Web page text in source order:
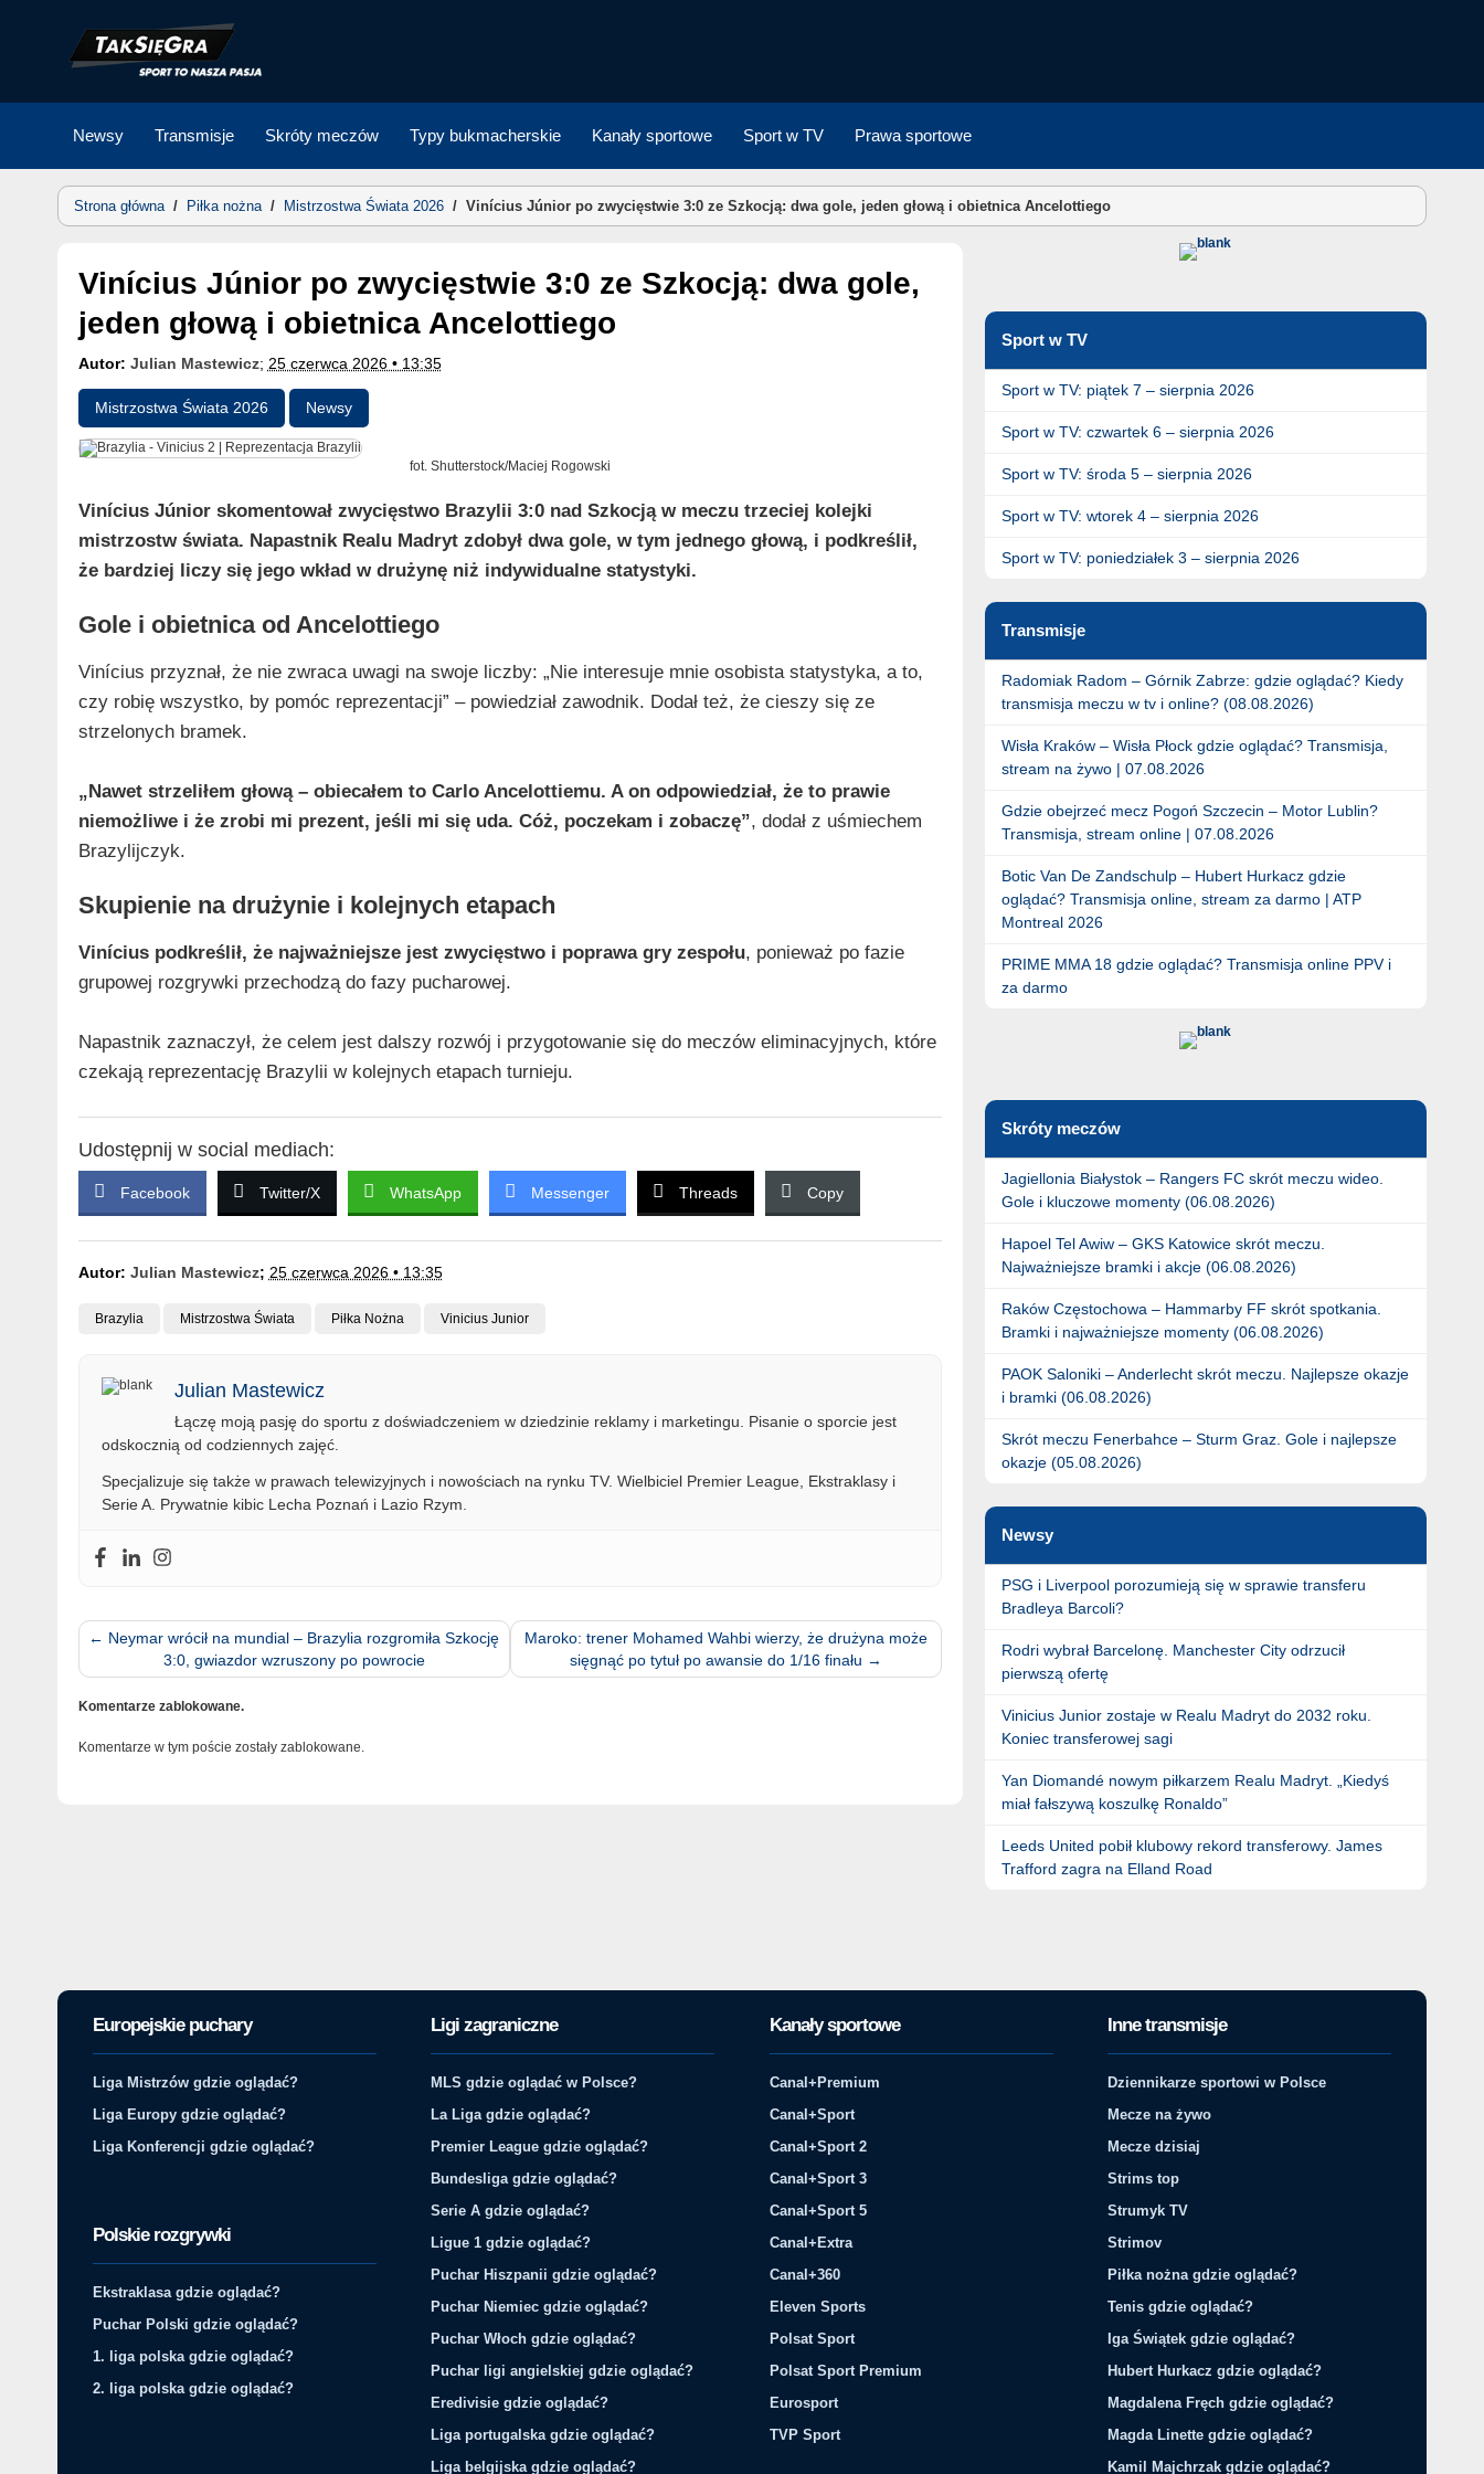
Newsy Transmisje Skróty meczów Typy bukmacherskie Kanały sportowe Sport w TV Prawa sportowe
Strona główna/ Piłka nożna/ Mistrzostwa Świata 2026 / Vinícius Júnior po zwycięstwie 3:0 ze Szkocją: dwa gole, jeden głową i obietnica Ancelottiego
Vinícius Júnior po zwycięstwie 3:0 ze Szkocją: dwa gole,
jeden głową i obietnica Ancelottiego
Autor: Julian Mastewicz; 25 czerwca 2026 • 13:35
Mistrzostwa Świata 2026 Newsy
fot. Shutterstock/Maciej Rogowski
Vinícius Júnior skomentował zwycięstwo Brazylii 3:0 nad Szkocją w meczu trzeciej kolejki
mistrzostw świata. Napastnik Realu Madryt zdobył dwa gole, w tym jednego głową, i podkreślił,
że bardziej liczy się jego wkład w drużynę niż indywidualne statystyki.
Gole i obietnica od Ancelottiego
Vinícius przyznał, że nie zwraca uwagi na swoje liczby: „Nie interesuje mnie osobista statystyka, a to,
czy robię wszystko, by pomóc reprezentacji” – powiedział zawodnik. Dodał też, że cieszy się ze
strzelonych bramek.
„Nawet strzeliłem głową – obiecałem to Carlo Ancelottiemu. A on odpowiedział, że to prawie
niemożliwe i że zrobi mi prezent, jeśli mi się uda. Cóż, poczekam i zobaczę”, dodał z uśmiechem
Brazylijczyk.
Skupienie na drużynie i kolejnych etapach
Vinícius podkreślił, że najważniejsze jest zwycięstwo i poprawa gry zespołu, ponieważ po fazie
grupowej rozgrywki przechodzą do fazy pucharowej.
Napastnik zaznaczył, że celem jest dalszy rozwój i przygotowanie się do meczów eliminacyjnych, które
czekają reprezentację Brazylii w kolejnych etapach turnieju.
Udostępnij w social mediach:
Facebook Twitter/X WhatsApp Messenger Threads Copy
Autor: Julian Mastewicz; 25 czerwca 2026 • 13:35
Brazylia Mistrzostwa Świata Piłka Nożna Vinicius Junior
Julian Mastewicz
Łączę moją pasję do sportu z doświadczeniem w dziedzinie reklamy i marketingu. Pisanie o sporcie jest
odskocznią od codziennych zajęć.
Specjalizuje się także w prawach telewizyjnych i nowościach na rynku TV. Wielbiciel Premier League, Ekstraklasy i
Serie A. Prywatnie kibic Lecha Poznań i Lazio Rzym.
← Neymar wrócił na mundial – Brazylia rozgromiła Szkocję
3:0, gwiazdor wzruszony po powrocie
Maroko: trener Mohamed Wahbi wierzy, że drużyna może
sięgnąć po tytuł po awansie do 1/16 finału →
Komentarze zablokowane.
Komentarze w tym poście zostały zablokowane.
Sport w TV
Sport w TV: piątek 7 – sierpnia 2026
Sport w TV: czwartek 6 – sierpnia 2026
Sport w TV: środa 5 – sierpnia 2026
Sport w TV: wtorek 4 – sierpnia 2026
Sport w TV: poniedziałek 3 – sierpnia 2026
Transmisje
Radomiak Radom – Górnik Zabrze: gdzie oglądać? Kiedy
transmisja meczu w tv i online? (08.08.2026)
Wisła Kraków – Wisła Płock gdzie oglądać? Transmisja,
stream na żywo | 07.08.2026
Gdzie obejrzeć mecz Pogoń Szczecin – Motor Lublin?
Transmisja, stream online | 07.08.2026
Botic Van De Zandschulp – Hubert Hurkacz gdzie
oglądać? Transmisja online, stream za darmo | ATP
Montreal 2026
PRIME MMA 18 gdzie oglądać? Transmisja online PPV i
za darmo
Skróty meczów
Jagiellonia Białystok – Rangers FC skrót meczu wideo.
Gole i kluczowe momenty (06.08.2026)
Hapoel Tel Awiw – GKS Katowice skrót meczu.
Najważniejsze bramki i akcje (06.08.2026)
Raków Częstochowa – Hammarby FF skrót spotkania.
Bramki i najważniejsze momenty (06.08.2026)
PAOK Saloniki – Anderlecht skrót meczu. Najlepsze okazje
i bramki (06.08.2026)
Skrót meczu Fenerbahce – Sturm Graz. Gole i najlepsze
okazje (05.08.2026)
Newsy
PSG i Liverpool porozumieją się w sprawie transferu
Bradleya Barcoli?
Rodri wybrał Barcelonę. Manchester City odrzucił
pierwszą ofertę
Vinicius Junior zostaje w Realu Madryt do 2032 roku.
Koniec transferowej sagi
Yan Diomandé nowym piłkarzem Realu Madryt. „Kiedyś
miał fałszywą koszulkę Ronaldo”
Leeds United pobił klubowy rekord transferowy. James
Trafford zagra na Elland Road
Europejskie puchary
Liga Mistrzów gdzie oglądać?
Liga Europy gdzie oglądać?
Liga Konferencji gdzie oglądać?
Polskie rozgrywki
Ekstraklasa gdzie oglądać?
Puchar Polski gdzie oglądać?
1. liga polska gdzie oglądać?
2. liga polska gdzie oglądać?
Ligi zagraniczne
MLS gdzie oglądać w Polsce?
La Liga gdzie oglądać?
Premier League gdzie oglądać?
Bundesliga gdzie oglądać?
Serie A gdzie oglądać?
Ligue 1 gdzie oglądać?
Puchar Hiszpanii gdzie oglądać?
Puchar Niemiec gdzie oglądać?
Puchar Włoch gdzie oglądać?
Puchar ligi angielskiej gdzie oglądać?
Eredivisie gdzie oglądać?
Liga portugalska gdzie oglądać?
Liga belgijska gdzie oglądać?
Kanały sportowe
Canal+Premium
Canal+Sport
Canal+Sport 2
Canal+Sport 3
Canal+Sport 5
Canal+Extra
Canal+360
Eleven Sports
Polsat Sport
Polsat Sport Premium
Eurosport
TVP Sport
Inne transmisje
Dziennikarze sportowi w Polsce
Mecze na żywo
Mecze dzisiaj
Strims top
Strumyk TV
Strimov
Piłka nożna gdzie oglądać?
Tenis gdzie oglądać?
Iga Świątek gdzie oglądać?
Hubert Hurkacz gdzie oglądać?
Magdalena Fręch gdzie oglądać?
Magda Linette gdzie oglądać?
Kamil Majchrzak gdzie oglądać?